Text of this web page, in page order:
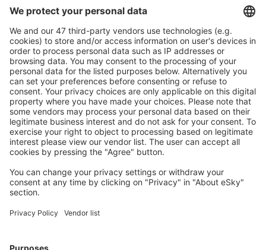
Planifică ȋn siguranţă
Rezervare fără griji cu opțiune gratuită de anulare.
Economiseşte mai mult
Prețuri atractive și oferte speciale pentru utilizatorii
conectați.
Cazarea preferată
Alege din peste 1,3 mil. de opţiuni: hoteluri, cabane,
Cele mai căutate hoteluri de către utilizatorii eSky